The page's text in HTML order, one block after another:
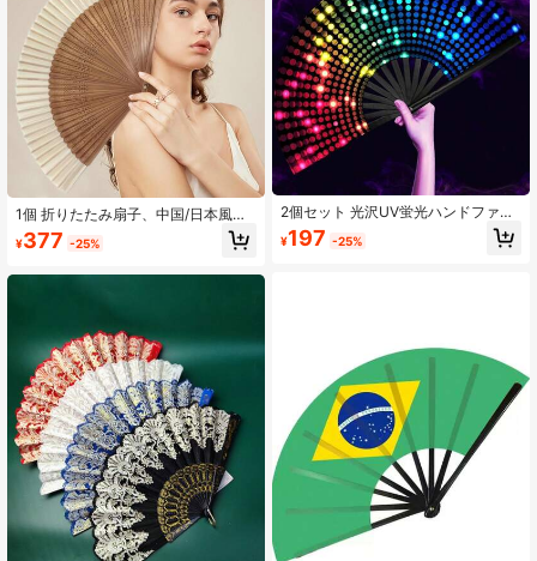
1個 折りたたみ扇子、中国/日本風レ
ディースギフト、装飾的な優雅な扇
子、高品質竹製、自宅、ダンス、パ
¥377 -25%
2個セット 光沢UV蛍光ハンドファ
ン、発光ドット柄ハンドファン、ナ
イトパーティー用品、ラインダン
¥197 -25%